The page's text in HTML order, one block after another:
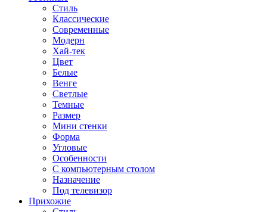
Стиль
Классические
Современные
Модерн
Хай-тек
Цвет
Белые
Венге
Светлые
Темные
Размер
Мини стенки
Форма
Угловые
Особенности
С компьютерным столом
Назначение
Под телевизор
Прихожие